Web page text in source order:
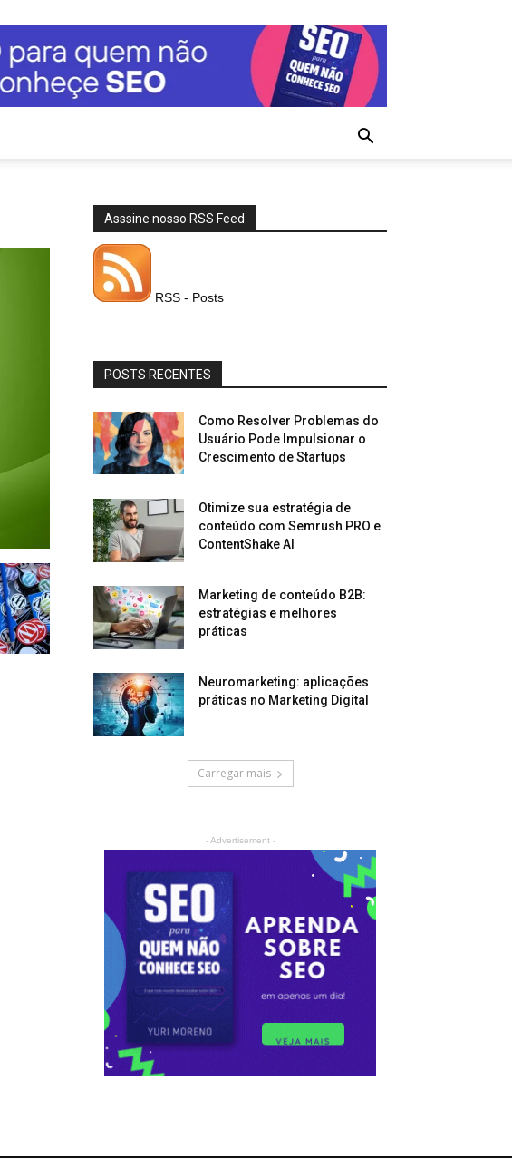
Asssine nosso RSS Feed
RSS - Posts
POSTS RECENTES
Como Resolver Problemas do
Usuário Pode Impulsionar o
Crescimento de Startups
Otimize sua estratégia de
conteúdo com Semrush PRO e
ContentShake AI
Marketing de conteúdo B2B:
estratégias e melhores
práticas
Neuromarketing: aplicações
práticas no Marketing Digital
Carregar mais
- Advertisement -